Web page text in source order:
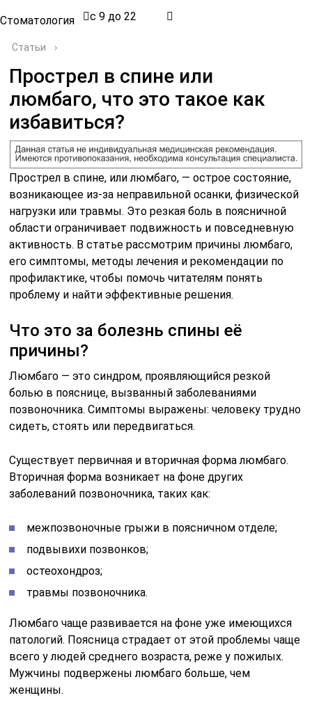
Стоматология с 9 до 22
Статьи ›
Прострел в спине или
люмбаго, что это такое как
избавиться?
Прострел в спине, или люмбаго, — острое состояние,
возникающее из-за неправильной осанки, физической
нагрузки или травмы. Это резкая боль в поясничной
области ограничивает подвижность и повседневную
активность. В статье рассмотрим причины люмбаго,
его симптомы, методы лечения и рекомендации по
профилактике, чтобы помочь читателям понять
проблему и найти эффективные решения.
Что это за болезнь спины её
причины?
Люмбаго — это синдром, проявляющийся резкой
болью в пояснице, вызванный заболеваниями
позвоночника. Симптомы выражены: человеку трудно
сидеть, стоять или передвигаться.
Существует первичная и вторичная форма люмбаго.
Вторичная форма возникает на фоне других
заболеваний позвоночника, таких как:
межпозвоночные грыжи в поясничном отделе;
подвывихи позвонков;
остеохондроз;
травмы позвоночника.
Люмбаго чаще развивается на фоне уже имеющихся
патологий. Поясница страдает от этой проблемы чаще
всего у людей среднего возраста, реже у пожилых.
Мужчины подвержены люмбаго больше, чем
женщины.